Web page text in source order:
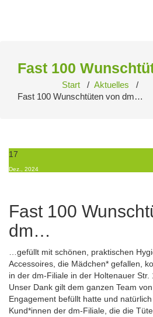
Fast 100
Start / Aktuelles /
Fast 100 Wunschtüten von dm…
17
Dez., 2024
Fast 100
dm…
…gefüllt mit schönen, praktischen
Accessoires, die Mädchen* gefallen,
in der dm-Filiale in der Holtenauer Str.
Unser Dank gilt dem ganzen Team
Engagement befüllt hatte und
Kund*innen der dm-Filiale, die die